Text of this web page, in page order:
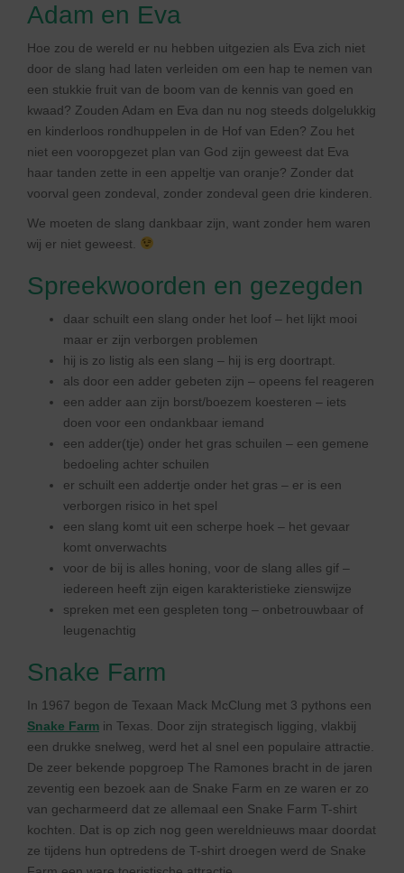
Adam en Eva
Hoe zou de wereld er nu hebben uitgezien als Eva zich niet
door de slang had laten verleiden om een hap te nemen van
een stukkie fruit van de boom van de kennis van goed en
kwaad? Zouden Adam en Eva dan nu nog steeds dolgelukkig
en kinderloos rondhuppelen in de Hof van Eden? Zou het
niet een vooropgezet plan van God zijn geweest dat Eva
haar tanden zette in een appeltje van oranje? Zonder dat
voorval geen zondeval, zonder zondeval geen drie kinderen.
We moeten de slang dankbaar zijn, want zonder hem waren
wij er niet geweest.
Spreekwoorden en gezegden
daar schuilt een slang onder het loof – het lijkt mooi
maar er zijn verborgen problemen
hij is zo listig als een slang – hij is erg doortrapt.
als door een adder gebeten zijn – opeens fel reageren
een adder aan zijn borst/boezem koesteren – iets
doen voor een ondankbaar iemand
een adder(tje) onder het gras schuilen – een gemene
bedoeling achter schuilen
er schuilt een addertje onder het gras – er is een
verborgen risico in het spel
een slang komt uit een scherpe hoek – het gevaar
komt onverwachts
voor de bij is alles honing, voor de slang alles gif –
iedereen heeft zijn eigen karakteristieke zienswijze
spreken met een gespleten tong – onbetrouwbaar of
leugenachtig
Snake Farm
In 1967 begon de Texaan Mack McClung met 3 pythons een
Snake Farm in Texas. Door zijn strategisch ligging, vlakbij
een drukke snelweg, werd het al snel een populaire attractie.
De zeer bekende popgroep The Ramones bracht in de jaren
zeventig een bezoek aan de Snake Farm en ze waren er zo
van gecharmeerd dat ze allemaal een Snake Farm T-shirt
kochten. Dat is op zich nog geen wereldnieuws maar doordat
ze tijdens hun optredens de T-shirt droegen werd de Snake